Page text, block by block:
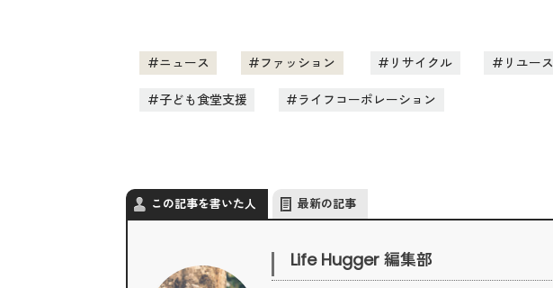
ニュース ファッション リサイクル リユース
子ども食堂支援 ライフコーポレーション
この記事を書いた人 最新の記事
Life Hugger 編集部